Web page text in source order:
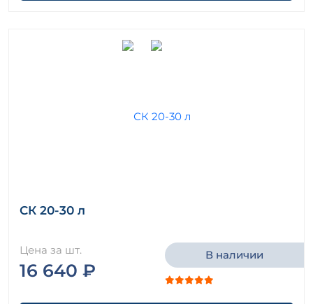
СК 20-30 л
Цена за шт.
16 640 ₽
В наличии